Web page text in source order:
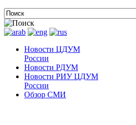
Новости ЦДУМ
России
Новости РДУМ
Новости РИУ ЦДУМ
России
Обзор СМИ